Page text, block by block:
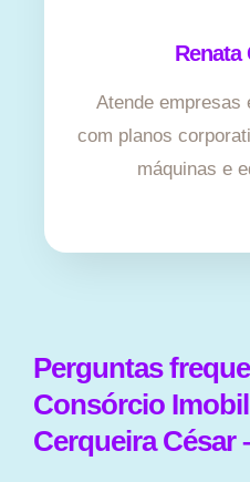
Renata
Atende empresas
com planos
máquinas e
Perguntas
Consórcio
Cerqueira César